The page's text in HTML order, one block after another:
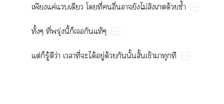
​ค่​​​​ี่​​ื่​​​ไม่​​ด้​ซ้ำ
ั้​ี่​ุ่​ี้​​​​ท้
ต่​​ู้​​ว่​​ี่​​ได้​ู่​ด้​​ั้​ั้​ข้​​​